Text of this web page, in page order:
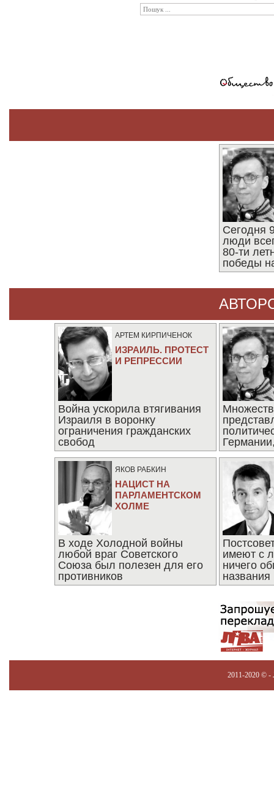
Сегодня
люди
80-ти
победы
АРТЕМ КИРПИЧЕНОК
ИЗРАИЛЬ. ПРОТЕСТ
И РЕПРЕССИИ
Война ускорила втягивания
Израиля в воронку
ограничения гражданских
свобод
ЯКОВ РАБКИН
НАЦИСТ НА
ПАРЛАМЕНТСКОМ
ХОЛМЕ
В ходе Холодной войны
любой враг Советского
Союза был полезен для его
противников
имеют с
ничего
названия
2011-2020 © -